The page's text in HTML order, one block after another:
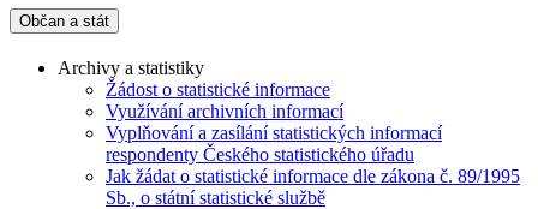
Občan a stát
Archivy a statistiky
Žádost o statistické informace
Využívání archivních informací
Vyplňování a zasílání statistických informací
respondenty Českého statistického úřadu
Jak žádat o statistické informace dle zákona č. 89/1995
Sb., o státní statistické službě